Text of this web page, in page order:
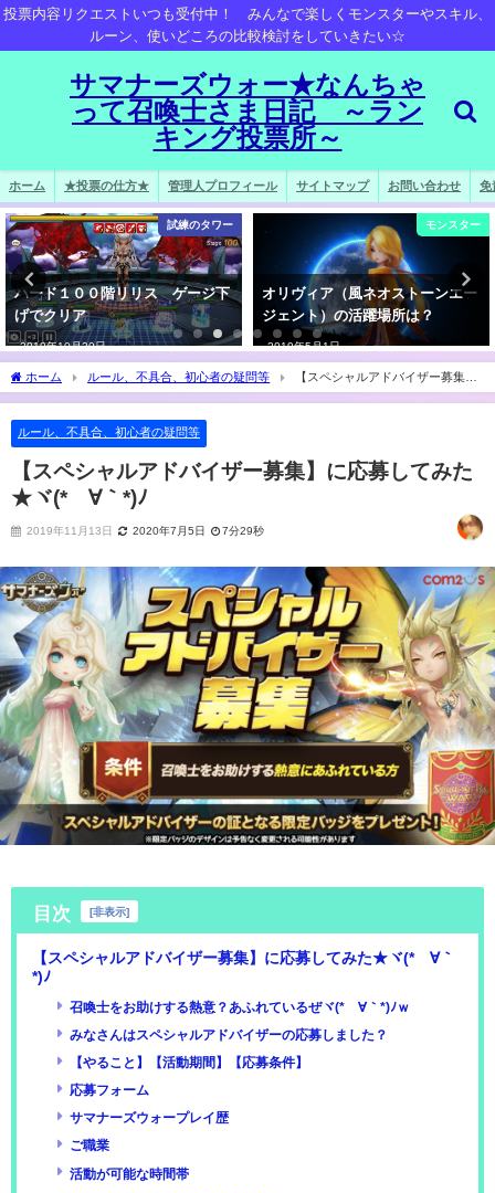
投票内容リクエストいつも受付中！ みんなで楽しくモンスターやスキル、
ルーン、使いどころの比較検討をしていきたい☆
サマナーズウォー★なんちゃ
って召喚士さま日記 ～ラン
キング投票所～
ホーム ★投票の仕方★ 管理人プロフィール サイトマップ お問い合わせ 免
試練のタワー
ハード１００階リリス ゲージ下
げでクリア
2019年10月20日
モンスター
オリヴィア（風ネオストーンエー
ジェント）の活躍場所は？
2019年5月1日
ホーム ルール、不具合、初心者の疑問等
【スペシャルアドバイザー募集】
に応募してみた★ヾ(*´∀｀*)ﾉ
ルール、不具合、初心者の疑問等
【スペシャルアドバイザー募集】に応募してみた
★ヾ(*´∀｀*)ﾉ
2019年11月13日 2020年7月5日 7分29秒
目次 [非表示]
【スペシャルアドバイザー募集】に応募してみた★ヾ(*´∀｀
*)ﾉ
召喚士をお助けする熱意？あふれているぜヾ(*´∀｀*)ﾉｗ
みなさんはスペシャルアドバイザーの応募しました？
【やること】【活動期間】【応募条件】
応募フォーム
サマナーズウォープレイ歴
ご職業
活動が可能な時間帯